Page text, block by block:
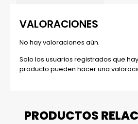
VALORACIONES
No hay valoraciones aún.
Solo los usuarios registrados que
producto pueden hacer una
PRODUCTOS